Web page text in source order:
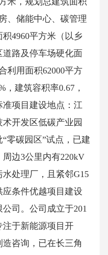
、储能中心、碳管理
4960平方米（以乡
路及停车场硬化面
利用面积62000平方
，建筑容积率0.67，
项目建设地点：江
开发区低碳产业园
零碳园区”试点，已建
边3公里内有220kV
处理厂，且紧邻G15
条件优越项目建设
司。公司成立于201
注于新能源项目开
咨询，已在长三角